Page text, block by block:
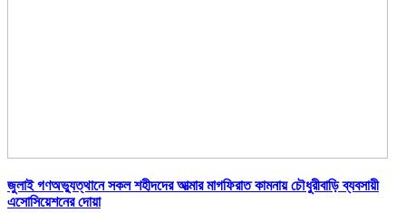
জুলাই গণঅভ্যুত্থানে সকল শহীদদের আত্মার মাগফিরাত কামনায় চৌধুরীবাড়ি ব্যবসায়ী
এসোসিয়েশনের দোয়া